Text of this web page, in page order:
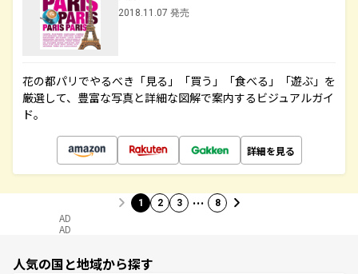
2018.11.07 発売
花の都パリでやるべき「見る」「買う」「食べる」「遊ぶ」を
厳選して、豊富な写真と詳細な図解で案内するビジュアルガイ
ド。
詳細を見る
1 2 3 … 8
AD
AD
人気の国と地域から探す